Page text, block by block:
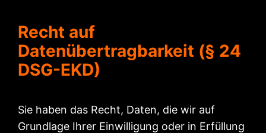
Recht auf
Datenübertragbarkeit (§ 24
DSG-EKD)
Sie haben das Recht, Daten, die wir auf
Grundlage Ihrer Einwilligung oder in Erfüllung